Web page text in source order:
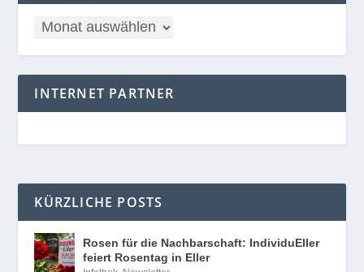
INTERNET PARTNER
KÜRZLICHE POSTS
Rosen für die Nachbarschaft: IndividuEller
feiert Rosentag in Eller